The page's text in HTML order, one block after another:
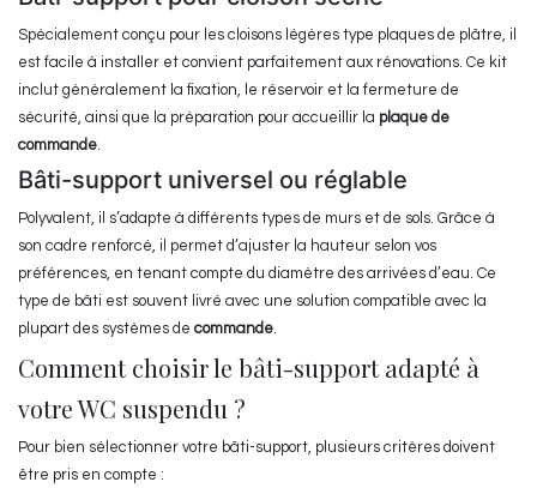
Spécialement conçu pour les cloisons légères type plaques de plâtre, il
est facile à installer et convient parfaitement aux rénovations. Ce kit
inclut généralement la fixation, le réservoir et la fermeture de
sécurité, ainsi que la préparation pour accueillir la plaque de
commande.
Bâti-support universel ou réglable
Polyvalent, il s’adapte à différents types de murs et de sols. Grâce à
son cadre renforcé, il permet d’ajuster la hauteur selon vos
préférences, en tenant compte du diamètre des arrivées d’eau. Ce
type de bâti est souvent livré avec une solution compatible avec la
plupart des systèmes de commande.
Comment choisir le bâti-support adapté à
votre WC suspendu ?
Pour bien sélectionner votre bâti-support, plusieurs critères doivent
être pris en compte :